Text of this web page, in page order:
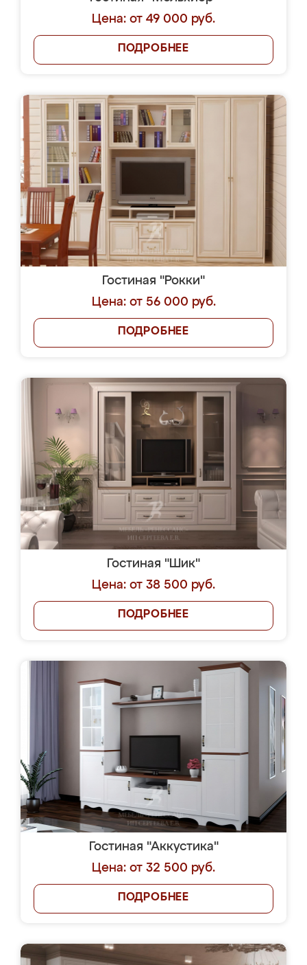
Цена: от 49 000 руб.
ПОДРОБНЕЕ
Гостиная "Рокки"
Цена: от 56 000 руб.
ПОДРОБНЕЕ
Гостиная "Шик"
Цена: от 38 500 руб.
ПОДРОБНЕЕ
Гостиная "Аккустика"
Цена: от 32 500 руб.
ПОДРОБНЕЕ